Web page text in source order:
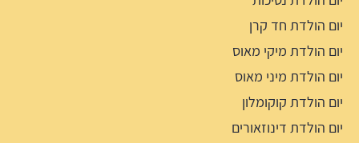
יום הולדת חד קרן
יום הולדת מיקי מאוס
יום הולדת מיני מאוס
יום הולדת קוקומלון
יום הולדת דינוזאורים